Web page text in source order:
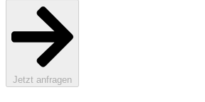
Jetzt anfragen